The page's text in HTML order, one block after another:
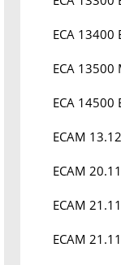
ECA 13400
ECA 13500
ECA 14500
ECAM
ECAM
ECAM
ECAM